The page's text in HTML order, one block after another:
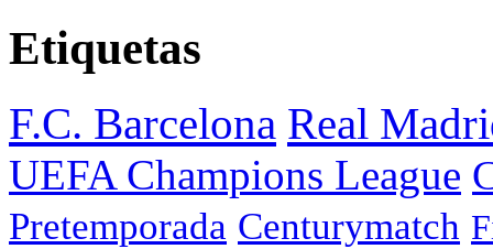
Etiquetas
F.C. Barcelona Real
UEFA Champions League
Pretemporada Centurymatch